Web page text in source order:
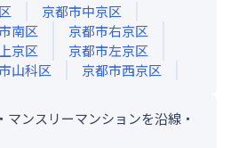
京都市中京区
南区
京都市右京区
京区
京都市左京区
山科区 京都市西京区
ンスリーマンションを沿線・